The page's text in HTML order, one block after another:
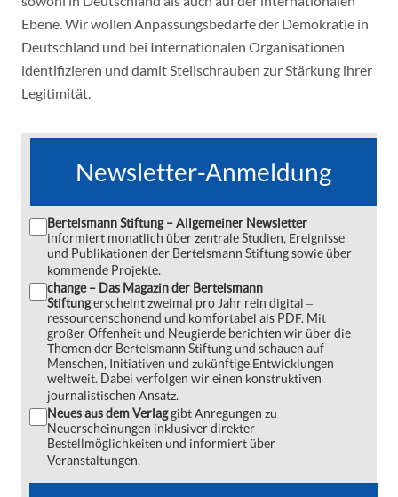
Ebene. Wir wollen Anpassungsbedarfe der Demokratie in
Deutschland und bei Internationalen Organisationen
identifizieren und damit Stellschrauben zur Stärkung ihrer
Legitimität.
Newsletter-Anmeldung
Bertelsmann Stiftung – Allgemeiner Newsletter
informiert monatlich über zentrale Studien, Ereignisse
und Publikationen der Bertelsmann Stiftung sowie über
kommende Projekte.
change – Das Magazin der Bertelsmann
Stiftungerscheint zweimal pro Jahr rein digital ‒
ressourcenschonend und komfortabel als PDF. Mit
großer Offenheit und Neugierde berichten wir über die
Themen der Bertelsmann Stiftung und schauen auf
Menschen, Initiativen und zukünftige Entwicklungen
weltweit. Dabei verfolgen wir einen konstruktiven
journalistischen Ansatz.
Neues aus dem Verlaggibt Anregungen zu
Neuerscheinungen inklusiver direkter
Bestellmöglichkeiten und informiert über
Veranstaltungen.